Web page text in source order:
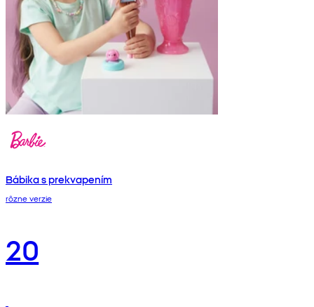
Bábika s prekvapením
rôzne verzie
20